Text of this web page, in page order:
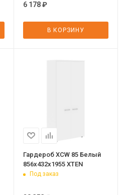
6 178₽
В КОРЗИНУ
Гардероб XCW 85 Белый
856х432х1955 XTEN
Под заказ